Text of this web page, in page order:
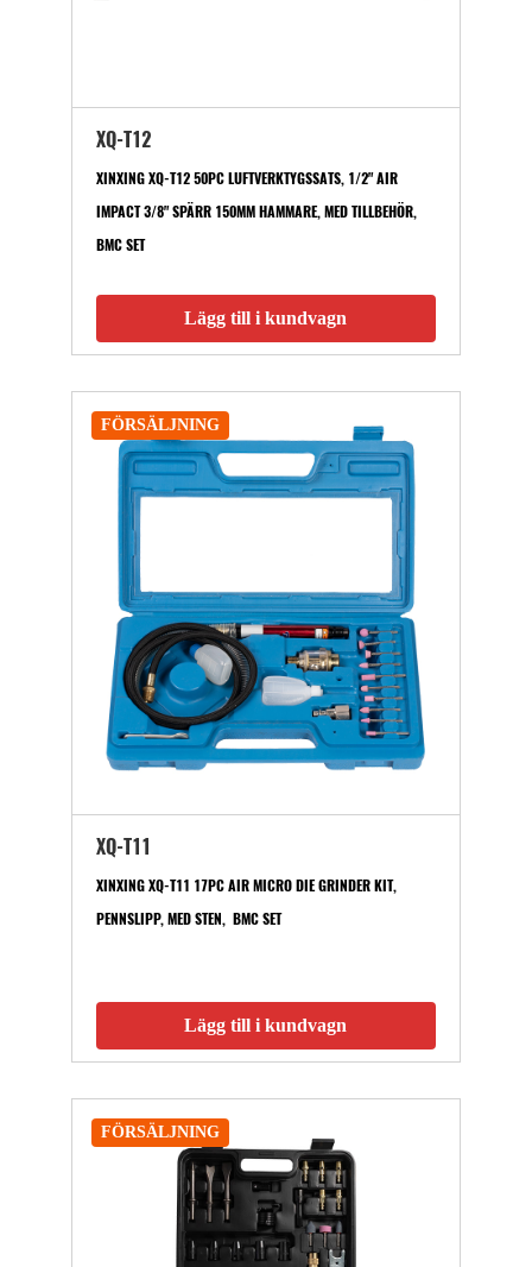
XQ-T12
XINXING XQ-T12 50PC LUFTVERKTYGSSATS, 1/2" AIR
IMPACT 3/8" SPÄRR 150MM HAMMARE, MED TILLBEHÖR,
BMC SET
Lägg till i kundvagn
FÖRSÄLJNING
XQ-T11
XINXING XQ-T11 17PC AIR MICRO DIE GRINDER KIT,
PENNSLIPP, MED STEN, BMC SET
Lägg till i kundvagn
FÖRSÄLJNING